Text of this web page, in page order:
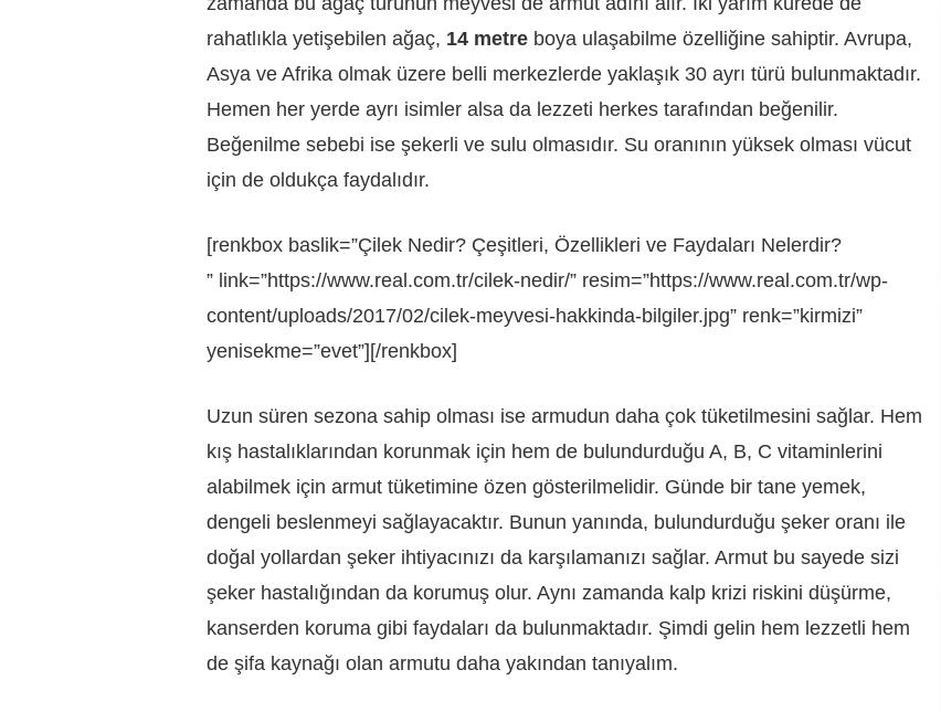
rahatlıkla yetişebilen ağaç, 14 metre boya ulaşabilme özelliğine sahiptir. Avrupa,
Asya ve Afrika olmak üzere belli merkezlerde yaklaşık 30 ayrı türü bulunmaktadır.
Hemen her yerde ayrı isimler alsa da lezzeti herkes tarafından beğenilir.
Beğenilme sebebi ise şekerli ve sulu olmasıdır. Su oranının yüksek olması vücut
için de oldukça faydalıdır.
[renkbox baslik=”Çilek Nedir? Çeşitleri, Özellikleri ve Faydaları Nelerdir?
” link=”https://www.real.com.tr/cilek-nedir/” resim=”https://www.real.com.tr/wp-
content/uploads/2017/02/cilek-meyvesi-hakkinda-bilgiler.jpg” renk=”kirmizi”
yenisekme=”evet”][/renkbox]
Uzun süren sezona sahip olması ise armudun daha çok tüketilmesini sağlar. Hem
kış hastalıklarından korunmak için hem de bulundurduğu A, B, C vitaminlerini
alabilmek için armut tüketimine özen gösterilmelidir. Günde bir tane yemek,
dengeli beslenmeyi sağlayacaktır. Bunun yanında, bulundurduğu şeker oranı ile
doğal yollardan şeker ihtiyacınızı da karşılamanızı sağlar. Armut bu sayede sizi
şeker hastalığından da korumuş olur. Aynı zamanda kalp krizi riskini düşürme,
kanserden koruma gibi faydaları da bulunmaktadır. Şimdi gelin hem lezzetli hem
de şifa kaynağı olan armutu daha yakından tanıyalım.